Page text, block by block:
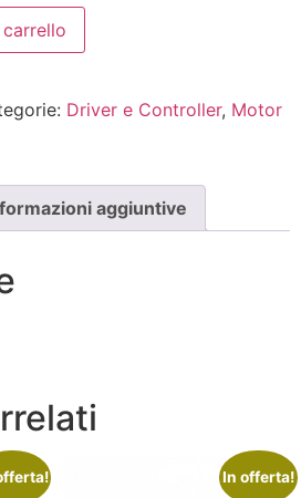
Driver e Controller, Motor
aggiuntive
In offerta!